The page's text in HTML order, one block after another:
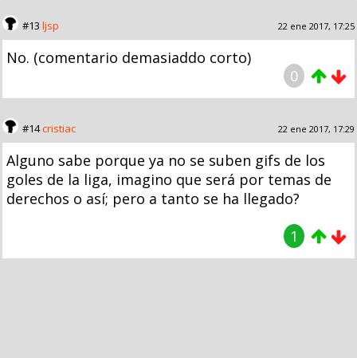
#13 ljsp 22 ene 2017, 17:25
No. (comentario demasiaddo corto)
0
#14cristiac 22 ene 2017, 17:29
Alguno sabe porque ya no se suben gifs de los
goles de la liga, imagino que será por temas de
derechos o así; pero a tanto se ha llegado?
1